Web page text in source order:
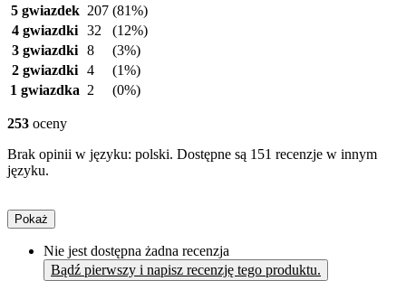
5 gwiazdek 207 (81%)
4 gwiazdki 32
(12%)
3 gwiazdki 8
(3%)
2 gwiazdki 4
(1%)
1 gwiazdka 2 (0%)
253 oceny
Brak opinii w języku: polski. Dostępne są 151 recenzje w innym
języku.
Pokaż
Nie jest dostępna żadna recenzja
Bądź pierwszy i napisz recenzję tego produktu.